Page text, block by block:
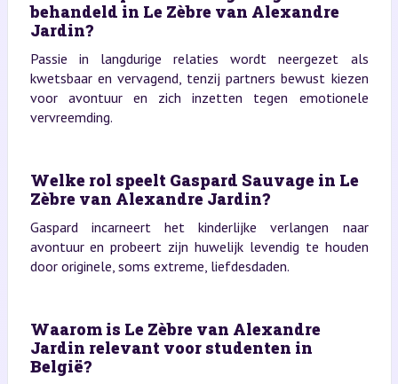
behandeld in Le Zèbre van Alexandre
Jardin?
Passie in langdurige relaties wordt neergezet als
kwetsbaar en vervagend, tenzij partners bewust kiezen
voor avontuur en zich inzetten tegen emotionele
vervreemding.
Welke rol speelt Gaspard Sauvage in Le
Zèbre van Alexandre Jardin?
Gaspard incarneert het kinderlijke verlangen naar
avontuur en probeert zijn huwelijk levendig te houden
door originele, soms extreme, liefdesdaden.
Waarom is Le Zèbre van Alexandre
Jardin relevant voor studenten in
België?